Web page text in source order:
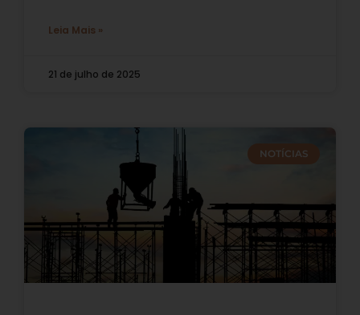
Leia Mais »
21 de julho de 2025
NOTÍCIAS